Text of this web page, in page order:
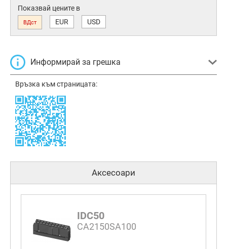
Показвай цените в
ВДст EUR USD
Информирай за грешка
Връзка към страницата:
Аксесоари
IDC50
CA2150SA100